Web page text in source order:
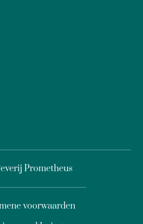
Prometheus
voorwaarden